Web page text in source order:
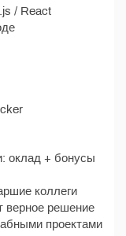
/ React
оклад + бонусы
коллеги
верное решение
проектами